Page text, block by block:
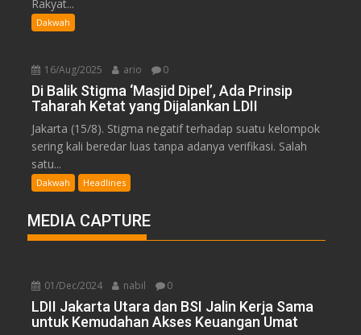
Rakyat...
Dakwah
16/Aug/2025 ario 0
Di Balik Stigma ‘Masjid Dipel’, Ada Prinsip
Taharah Ketat yang Dijalankan LDII
Jakarta (15/8). Stigma negatif terhadap suatu kelompok
sering kali beredar luas tanpa adanya verifikasi. Salah
satu...
Dakwah Headlines
MEDIA CAPTURE
01/Dec/2024 nabil 0
LDII Jakarta Utara dan BSI Jalin Kerja Sama
untuk Kemudahan Akses Keuangan Umat